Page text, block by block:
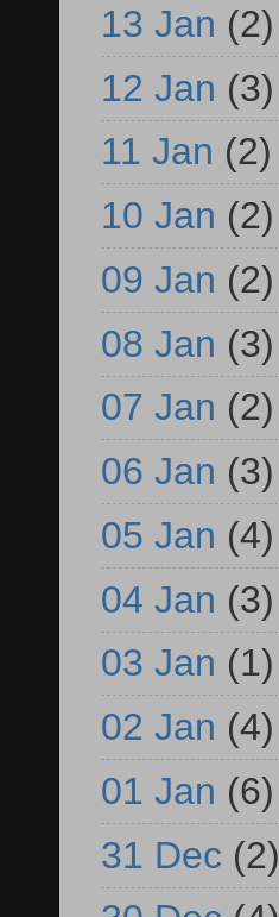
13 Jan (2)
12 Jan (3)
11 Jan (2)
10 Jan (2)
09 Jan (2)
08 Jan (3)
07 Jan (2)
06 Jan (3)
05 Jan (4)
04 Jan (3)
03 Jan (1)
02 Jan (4)
01 Jan (6)
31 Dec (2)